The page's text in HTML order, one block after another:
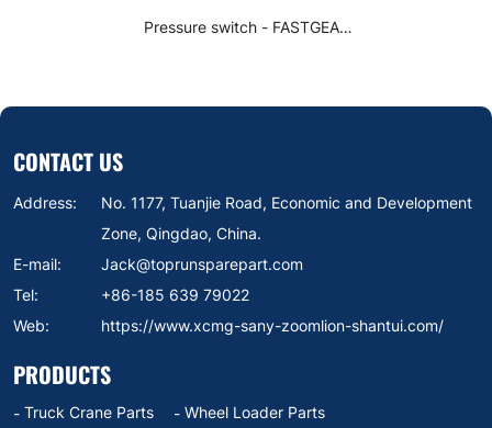
Pressure switch - FASTGEAR
CONTACT US
Address:
No. 1177, Tuanjie Road, Economic and Development
Zone, Qingdao, China.
E-mail:
Jack@toprunsparepart.com
Tel:
+86-185 639 79022
Web:
https://www.xcmg-sany-zoomlion-shantui.com/
PRODUCTS
Truck Crane Parts
Wheel Loader Parts